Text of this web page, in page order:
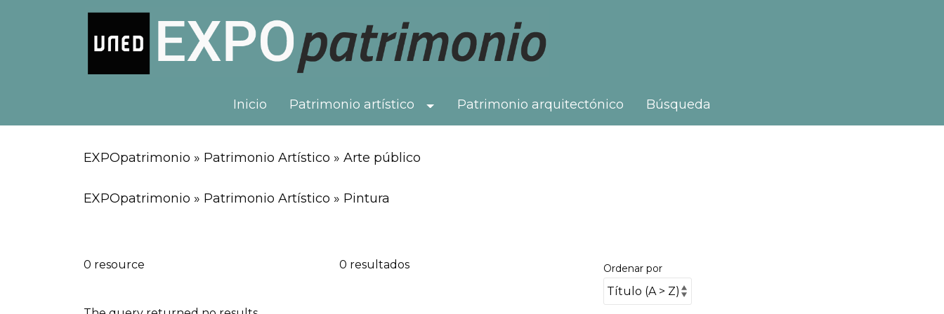
Inicio Patrimonio artístico Toggle Dropdown
Patrimonio arquitectónico Búsqueda
EXPOpatrimonio » Patrimonio Artístico » Arte público
EXPOpatrimonio » Patrimonio Artístico » Pintura
0 resource 0 resultados Ordenar por